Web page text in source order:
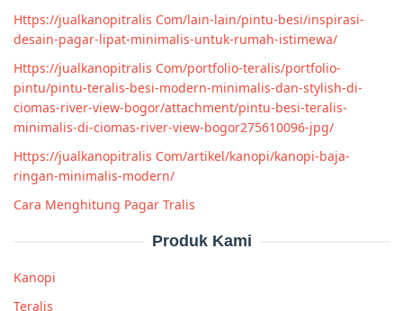
Https://jualkanopitralis Com/lain-lain/pintu-besi/inspirasi-
desain-pagar-lipat-minimalis-untuk-rumah-istimewa/
Https://jualkanopitralis Com/portfolio-teralis/portfolio-
pintu/pintu-teralis-besi-modern-minimalis-dan-stylish-di-
ciomas-river-view-bogor/attachment/pintu-besi-teralis-
minimalis-di-ciomas-river-view-bogor275610096-jpg/
Https://jualkanopitralis Com/artikel/kanopi/kanopi-baja-
ringan-minimalis-modern/
Cara Menghitung Pagar Tralis
Produk Kami
Kanopi
Teralis